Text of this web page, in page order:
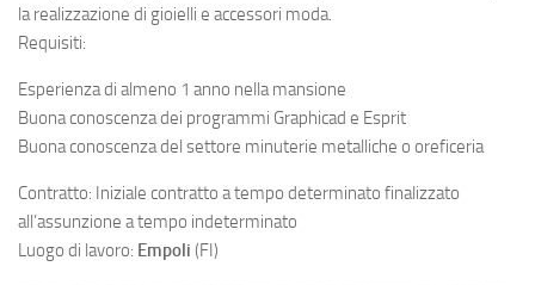
la realizzazione di gioielli e accessori moda.
Requisiti:
Esperienza di almeno 1 anno nella mansione
Buona conoscenza dei programmi Graphicad e Esprit
Buona conoscenza del settore minuterie metalliche o oreficeria
Contratto: Iniziale contratto a tempo determinato finalizzato
all’assunzione a tempo indeterminato
Luogo di lavoro: Empoli (FI)